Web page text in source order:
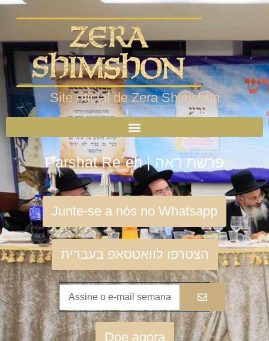
Site oficial de Zera Shimshon
Parshat Re´eh | פרשת ראה
Junte-se a nós no Whatsapp
הצטרפו לוואטסאפ בעברית
Doe agora